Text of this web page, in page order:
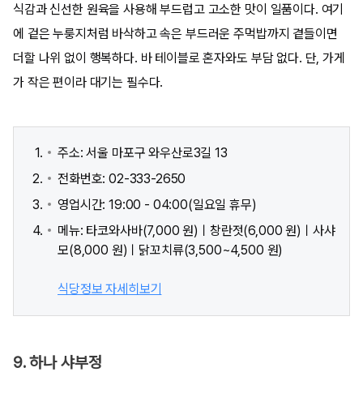
식감과 신선한 원육을 사용해 부드럽고 고소한 맛이 일품이다. 여기
에 겉은 누룽지처럼 바삭하고 속은 부드러운 주먹밥까지 곁들이면
더할 나위 없이 행복하다. 바 테이블로 혼자와도 부담 없다. 단, 가게
가 작은 편이라 대기는 필수다.
주소: 서울 마포구 와우산로3길 13
전화번호: 02-333-2650
영업시간: 19:00 - 04:00(일요일 휴무)
메뉴: 타코와사바(7,000 원)ㅣ창란젓(6,000 원)ㅣ사샤
모(8,000 원)ㅣ닭꼬치류(3,500~4,500 원)
식당정보 자세히보기
9. 하나 샤부정